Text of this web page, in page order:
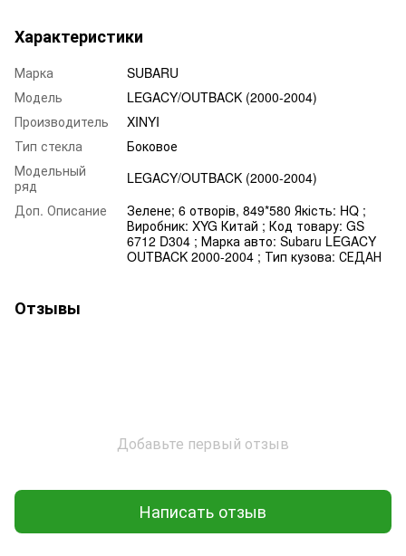
Характеристики
Марка
SUBARU
Модель
LEGACY/OUTBACK (2000-2004)
Производитель
XINYI
Тип стекла
Боковое
Модельный
ряд
LEGACY/OUTBACK (2000-2004)
Доп. Описание
Зелене; 6 отворів, 849*580 Якість: HQ ;
Виробник: XYG Китай ; Код товару: GS
6712 D304 ; Марка авто: Subaru LEGACY
OUTBACK 2000-2004 ; Тип кузова: СЕДАН
Отзывы
Добавьте первый отзыв
Написать отзыв